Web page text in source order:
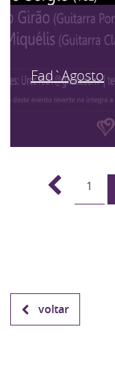
Fad`Agosto
1
voltar